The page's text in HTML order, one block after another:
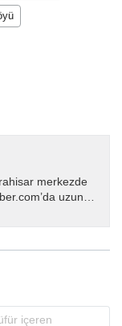
merkezde
uzun